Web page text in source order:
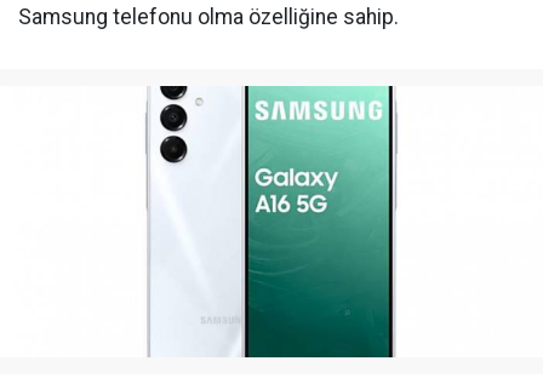
Samsung telefonu olma özelliğine sahip.